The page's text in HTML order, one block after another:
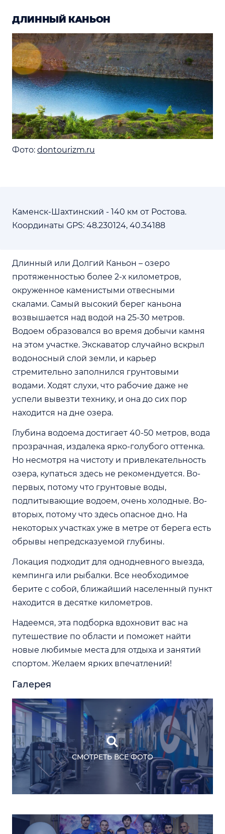
ДЛИННЫЙ КАНЬОН
Фото: dontourizm.ru
Каменск-Шахтинский - 140 км от Ростова.
Координаты GPS: 48.230124, 40.34188
Длинный или Долгий Каньон – озеро
протяженностью более 2-х километров,
окруженное каменистыми отвесными
скалами. Самый высокий берег каньона
возвышается над водой на 25-30 метров.
Водоем образовался во время добычи камня
на этом участке. Экскаватор случайно вскрыл
водоносный слой земли, и карьер
стремительно заполнился грунтовыми
водами. Ходят слухи, что рабочие даже не
успели вывезти технику, и она до сих пор
находится на дне озера.
Глубина водоема достигает 40-50 метров, вода
прозрачная, издалека ярко-голубого оттенка.
Но несмотря на чистоту и привлекательность
озера, купаться здесь не рекомендуется. Во-
первых, потому что грунтовые воды,
подпитывающие водоем, очень холодные. Во-
вторых, потому что здесь опасное дно. На
некоторых участках уже в метре от берега есть
обрывы непредсказуемой глубины.
Локация подходит для однодневного выезда,
кемпинга или рыбалки. Все необходимое
берите с собой, ближайший населенный пункт
находится в десятке километров.
Надеемся, эта подборка вдохновит вас на
путешествие по области и поможет найти
новые любимые места для отдыха и занятий
спортом. Желаем ярких впечатлений!
Галерея
СМОТРЕТЬ ВСЕ ФОТО